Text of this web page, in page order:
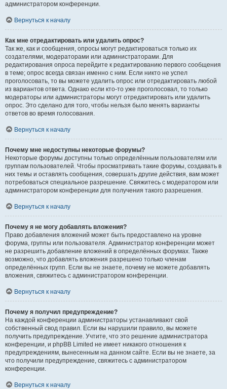
администратором конференции.
Вернуться к началу
Как мне отредактировать или удалить опрос?
Так же, как и сообщения, опросы могут редактироваться только их
создателями, модераторами или администраторами. Для
редактирования опроса перейдите к редактированию первого сообщения
в теме; опрос всегда связан именно с ним. Если никто не успел
проголосовать, то вы можете удалить опрос или отредактировать любой
из вариантов ответа. Однако если кто-то уже проголосовал, то только
модераторы или администраторы могут отредактировать или удалить
опрос. Это сделано для того, чтобы нельзя было менять варианты
ответов во время голосования.
Вернуться к началу
Почему мне недоступны некоторые форумы?
Некоторые форумы доступны только определённым пользователям или
группам пользователей. Чтобы просматривать такие форумы, создавать в
них темы и оставлять сообщения, совершать другие действия, вам может
потребоваться специальное разрешение. Свяжитесь с модератором или
администратором конференции для получения такого разрешения.
Вернуться к началу
Почему я не могу добавлять вложения?
Право добавления вложений может быть предоставлено на уровне
форума, группы или пользователя. Администратор конференции может
не разрешить добавление вложений в определённых форумах. Также
возможно, что добавлять вложения разрешено только членам
определённых групп. Если вы не знаете, почему не можете добавлять
вложения, свяжитесь с администратором конференции.
Вернуться к началу
Почему я получил предупреждение?
На каждой конференции администраторы устанавливают свой
собственный свод правил. Если вы нарушили правило, вы можете
получить предупреждение. Учтите, что это решение администратора
конференции, и phpBB Limited не имеет никакого отношения к
предупреждениям, вынесенным на данном сайте. Если вы не знаете, за
что получили предупреждение, свяжитесь с администратором
конференции.
Вернуться к началу